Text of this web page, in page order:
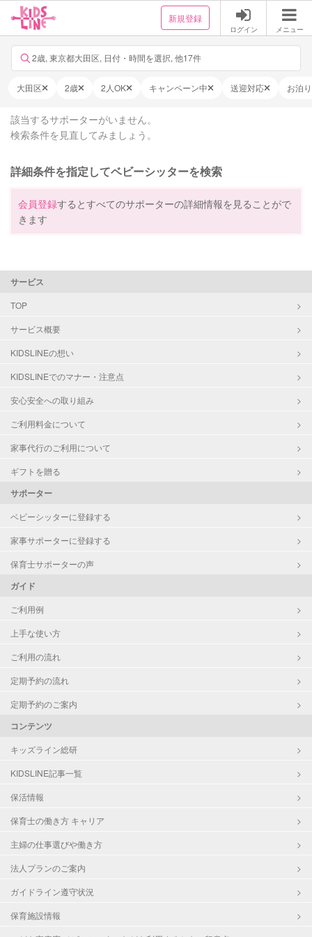
新規登録
ログイン メニュー
2歳, 東京都大田区, 日付・時間を選択, 他17件
大田区 2歳 2人OK キャンペーン中 送迎対応 お泊
該当するサポーターがいません。
検索条件を見直してみましょう。
詳細条件を指定してベビーシッターを検索
会員登録するとすべてのサポーターの詳細情報を見ることがで
きます
サービス
TOP
サービス概要
KIDSLINEの想い
KIDSLINEでのマナー・注意点
安心安全への取り組み
ご利用料金について
家事代行のご利用について
ギフトを贈る
サポーター
ベビーシッターに登録する
家事サポーターに登録する
保育士サポーターの声
ガイド
ご利用例
上手な使い方
ご利用の流れ
定期予約の流れ
定期予約のご案内
コンテンツ
キッズライン総研
KIDSLINE記事一覧
保活情報
保育士の働き方 キャリア
主婦の仕事選びや働き方
法人プランのご案内
ガイドライン遵守状況
保育施設情報